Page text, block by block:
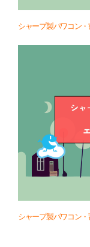
シャープ製パワコン
シャープ製パワコン